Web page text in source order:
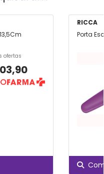
ofertas
RICCA
Porta